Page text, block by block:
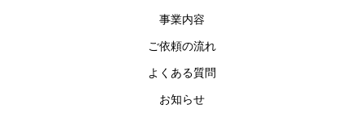
事業内容
ご依頼の流れ
よくある質問
お知らせ